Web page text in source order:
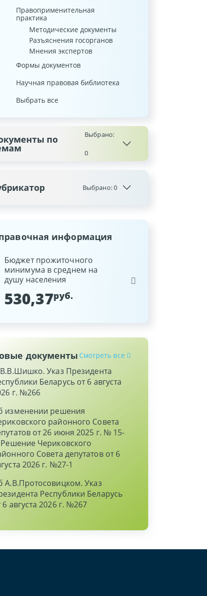
Правоприменительная
практика
Методические документы
Разъяснения госорганов
Мнения экспертов
Формы документов
Научная правовая библиотека
Выбрать все
по Выбрано:
0
Выбрано:0
информация
Бюджет прожиточного
минимума в среднем на
душу населения
530,37руб.
Республики Беларусь
документы Смотреть все
Указ Президента
Беларусь от 6 августа
г. №266
изменении решения
районного Совета
от 26 июня 2025 г. № 15-
Чериковского
Совета депутатов от 6
2026 г. №27-1
А.В.Протосовицком. Указ
Республики Беларусь
6 августа 2026 г. №267